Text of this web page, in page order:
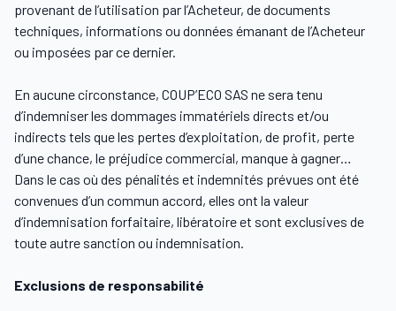
provenant de l’utilisation par l’Acheteur, de documents
techniques, informations ou données émanant de l’Acheteur
ou imposées par ce dernier.
En aucune circonstance, COUP’ECO SAS ne sera tenu
d’indemniser les dommages immatériels directs et/ou
indirects tels que les pertes d’exploitation, de profit, perte
d’une chance, le préjudice commercial, manque à gagner…
Dans le cas où des pénalités et indemnités prévues ont été
convenues d’un commun accord, elles ont la valeur
d’indemnisation forfaitaire, libératoire et sont exclusives de
toute autre sanction ou indemnisation.
Exclusions de responsabilité